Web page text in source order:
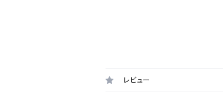
レビュー